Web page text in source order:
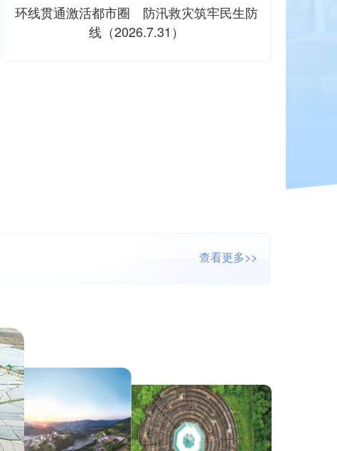
环线贯通激活都市圈 防汛救灾筑牢民生防
线（2026.7.31）
查看更多>>